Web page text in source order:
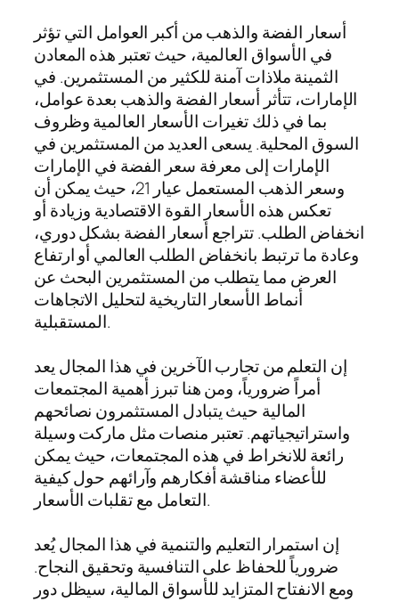
أسعار الفضة والذهب من أكبر العوامل التي تؤثر
في الأسواق العالمية، حيث تعتبر هذه المعادن
الثمينة ملاذات آمنة للكثير من المستثمرين. في
الإمارات، تتأثر أسعار الفضة والذهب بعدة عوامل،
بما في ذلك تغيرات الأسعار العالمية وظروف
السوق المحلية. يسعى العديد من المستثمرين في
الإمارات إلى معرفة سعر الفضة في الإمارات
وسعر الذهب المستعمل عيار 21، حيث يمكن أن
تعكس هذه الأسعار القوة الاقتصادية وزيادة أو
انخفاض الطلب. تتراجع أسعار الفضة بشكل دوري،
وعادة ما ترتبط بانخفاض الطلب العالمي أو ارتفاع
العرض مما يتطلب من المستثمرين البحث عن
أنماط الأسعار التاريخية لتحليل الاتجاهات
المستقبلية.
إن التعلم من تجارب الآخرين في هذا المجال يعد
أمراً ضرورياً، ومن هنا تبرز أهمية المجتمعات
المالية حيث يتبادل المستثمرون نصائحهم
واستراتيجياتهم. تعتبر منصات مثل ماركت وسيلة
رائعة للانخراط في هذه المجتمعات، حيث يمكن
للأعضاء مناقشة أفكارهم وآرائهم حول كيفية
التعامل مع تقلبات الأسعار.
إن استمرار التعليم والتنمية في هذا المجال يُعد
ضرورياً للحفاظ على التنافسية وتحقيق النجاح.
ومع الانفتاح المتزايد للأسواق المالية، سيظل دور